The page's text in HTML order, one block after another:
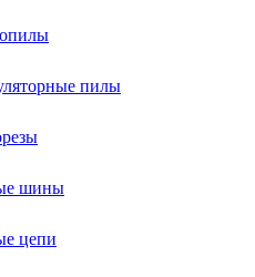
пилы
шины
цепи